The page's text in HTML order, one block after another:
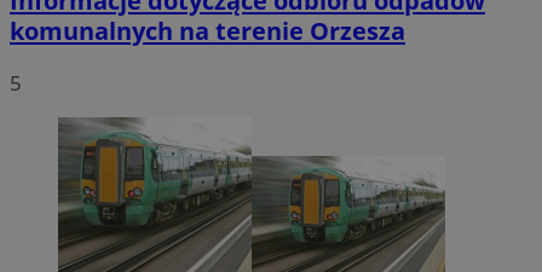
komunalnych na terenie Orzesza
5